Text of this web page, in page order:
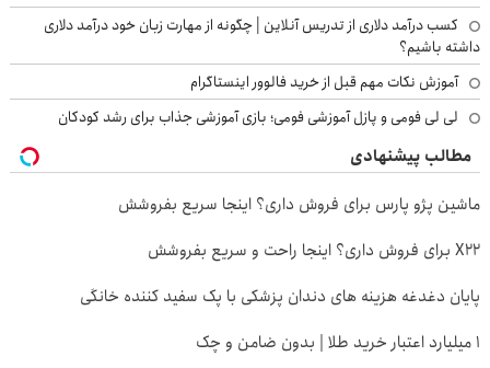
کسب درآمد دلاری از تدریس آنلاین | چگونه از مهارت زبان خود درآمد دلاری
داشته باشیم؟
آموزش نکات مهم قبل از خرید فالوور اینستاگرام
لی لی فومی و پازل آموزشی فومی؛ بازی آموزشی جذاب برای رشد کودکان
مطالب پیشنهادی
ماشین پژو پارس برای فروش داری؟ اینجا سریع بفروشش
X22 برای فروش داری؟ اینجا راحت و سریع بفروشش
پایان دغدغه هزینه های دندان پزشکی با پک سفید کننده خانگی
۱ میلیارد اعتبار خرید طلا | بدون ضامن و چک